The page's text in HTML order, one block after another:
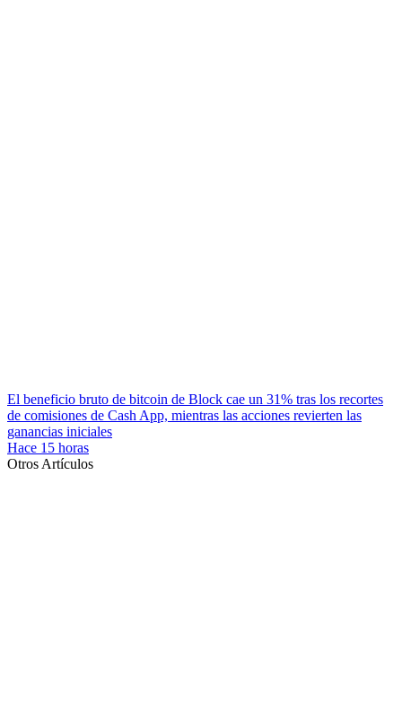
El beneficio bruto de bitcoin de Block cae un 31% tras los recortes
de comisiones de Cash App, mientras las acciones revierten las
ganancias iniciales
Hace 15 horas
Otros Artículos